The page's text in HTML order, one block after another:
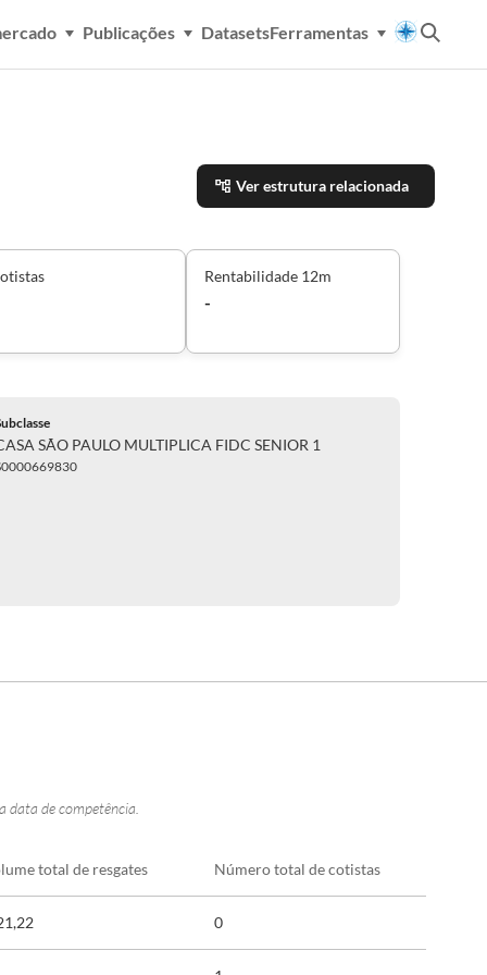
Publicações DatasetsFerramentas
Ver estrutura relacionada
Rentabilidade 12m
-
SÃO PAULO MULTIPLICA FIDC SENIOR 1
data de competência.
total de resgates Número total de cotistas
0